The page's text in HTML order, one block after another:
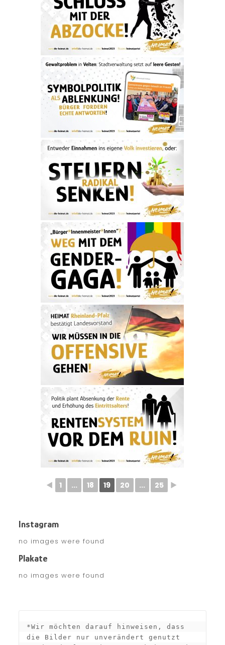
◄ 1 ... 18 19 20 ... 25 ►
Instagram
no images were found
Plakate
no images were found
*Wir möchten darauf hinweisen, dass
die Bilder nur unverändert genutzt